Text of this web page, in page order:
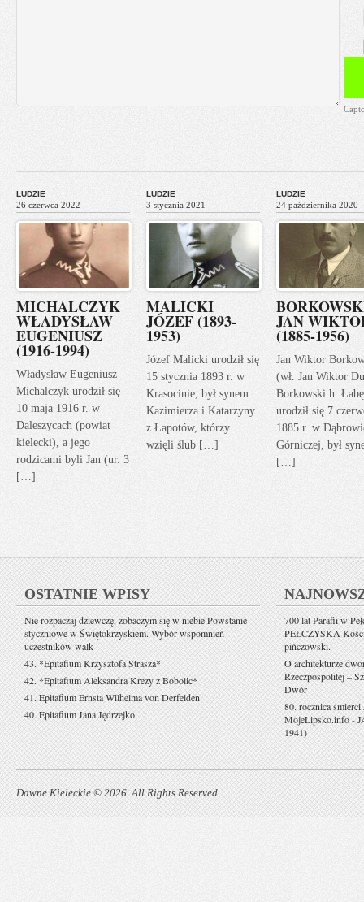
LUDZIE
26 czerwca 2022
MICHALCZYK
WŁADYSŁAW
EUGENIUSZ
(1916-1994)
Władysław Eugeniusz
Michalczyk urodził się
10 maja 1916 r. w
Daleszycach (powiat
kielecki), a jego
rodzicami byli Jan (ur. 3
[…]
LUDZIE
3 stycznia 2021
MALICKI
JÓZEF (1893-
1953)
Józef Malicki urodził się
15 stycznia 1893 r. w
Krasocinie, był synem
Kazimierza i Katarzyny
z Łapotów, którzy
wzięli ślub […]
LUDZIE
24 października 2020
JAN
(1885-1956)
Jan Wiktor
(wł. Jan Wiktor
Borkowski h.
urodził się 7
1885 r. w
Górniczej, był
[…]
OSTATNIE WPISY
Nie rozpaczaj dziewczę, zobaczym się w niebie Powstanie
styczniowe w Świętokrzyskiem. Wybór wspomnień
uczestników walk
43. *Epitafium Krzysztofa Strasza*
42. *Epitafium Aleksandra Krezy z Bobolic*
41. Epitafium Ernsta Wilhelma von Derfelden
40. Epitafium Jana Jędrzejko
700 lat Parafii w
PEŁCZYSKA
pińczowski.
O architekturze
Rzeczpospolitej –
Dwór
80. rocznica
MojeLipsko.info-
1941)
Dawne Kieleckie © 2026. All Rights Reserved.